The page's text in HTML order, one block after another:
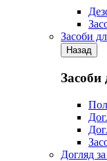
Засоби
Назад
Засоби
Догляд